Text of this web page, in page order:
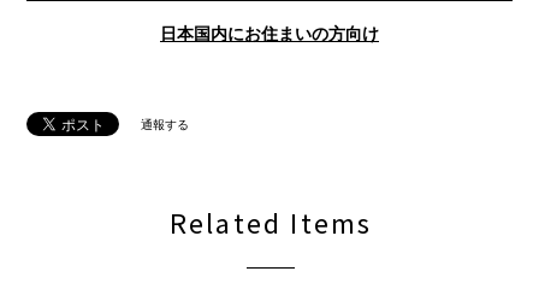
日本国内にお住まいの方向け
通報する
Related Items